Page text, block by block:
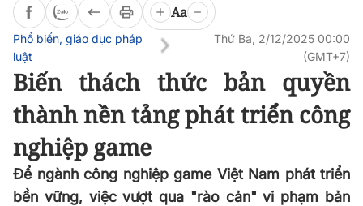
Aa
Phổ biến, giáo dục pháp
luật
Thứ Ba, 2/12/2025 00:00
(GMT+7)
Biến thách thức bản quyền
thành nền tảng phát triển công
nghiệp game
Để ngành công nghiệp game Việt Nam phát triển
bền vững, việc vượt qua "rào cản" vi phạm bản